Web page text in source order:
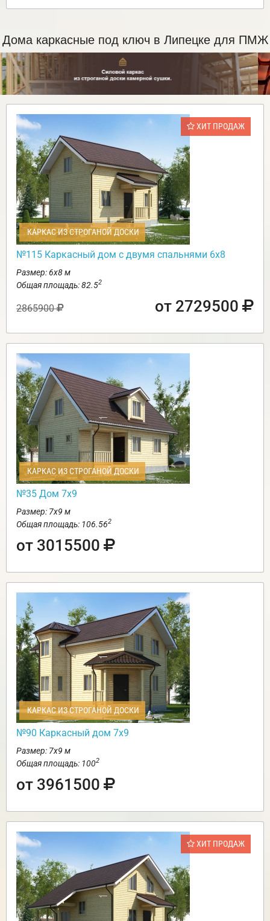
Дома каркасные под ключ в Липецке для ПМЖ
ХИТ ПРОДАЖ
КАРКАС ИЗ СТРОГАНОЙ ДОСКИ
№115 Каркасный дом с двумя спальнями 6х8
Размер: 6х8 м
Общая площадь: 82.52
2865900 от 2729500
КАРКАС ИЗ СТРОГАНОЙ ДОСКИ
№35 Дом 7х9
Размер: 7х9 м
Общая площадь: 106.562
от 3015500
КАРКАС ИЗ СТРОГАНОЙ ДОСКИ
№90 Каркасный дом 7х9
Размер: 7х9 м
Общая площадь: 1002
от 3961500
ХИТ ПРОДАЖ